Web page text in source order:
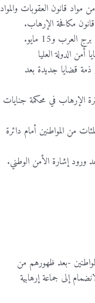
مواد قانون العقوبات والمواد
الدولة العليا
ذمة قضايا جديدة بعد
27 مواطن مز دائرة الإرهاب في محكمة جنايات
من المواطنين أمام دائرة
-بعد ظهورهم من
إلى جماعة إرهابية